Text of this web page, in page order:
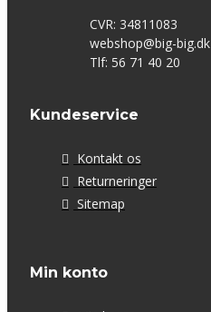
CVR: 34811083
webshop@big-big.dk
Tlf: 56 71 40 20
Kundeservice
Kontakt os
Returneringer
Sitemap
Min konto